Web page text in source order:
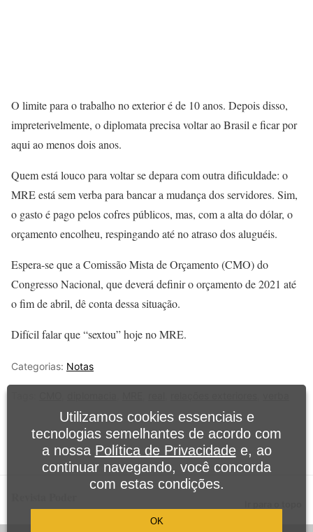
O limite para o trabalho no exterior é de 10 anos. Depois disso,
impreterivelmente, o diplomata precisa voltar ao Brasil e ficar por
aqui ao menos dois anos.
Quem está louco para voltar se depara com outra dificuldade: o
MRE está sem verba para bancar a mudança dos servidores. Sim,
o gasto é pago pelos cofres públicos, mas, com a alta do dólar, o
orçamento encolheu, respingando até no atraso dos aluguéis.
Espera-se que a Comissão Mista de Orçamento (CMO) do
Congresso Nacional, que deverá definir o orçamento de 2021 até
o fim de abril, dê conta dessa situação.
Difícil falar que “sextou” hoje no MRE.
Categorias: Notas
Utilizamos cookies essenciais e
tecnologias semelhantes de acordo com
a nossa Política de Privacidadee, ao
continuar navegando, você concorda
com estas condições.
OK